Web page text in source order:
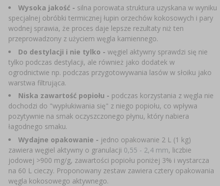
AROMATYZACJA ›
LITERATURA
BADANIA WINA
Wysoka jakość - silna porowata struktura uzyskana w wyniku
specjalnej obróbki termicznej łupin orzechów kokosowych i pary
wodnej sprawia, że proces daje lepsze rezultaty niż ten
przeprowadzony z użyciem węgla kamiennego.
Do destylacji i nie tylko - węgiel aktywny sprawdzi się nie
tylko podczas destylacji, ale również jako dodatek w
ogrodnictwie np. podczas przygotowywania lasów w słoiku jako
warstwa filtrująca.
Niska zawartość popiołu - podczas korzystania z węgla nie
dochodzi do "wypłukiwania się" z niego popiołu, co wpływa
pozytywnie na smak oczyszczonego płynu, który nabiera
łagodnego smaku.
Wydajne opakowanie - jedno opakowanie 2 L (1 kg)
zawiera węgiel aktywny o granulacji 0,55 - 2,4 mm, liczbie
jodowej >900 mg/g, zawartości popiołu poniżej 3% i wystarcza
na 60 L cieczy. Proponowany zestaw zawiera cztery opakowania
węgla kokosowego aktywnego.